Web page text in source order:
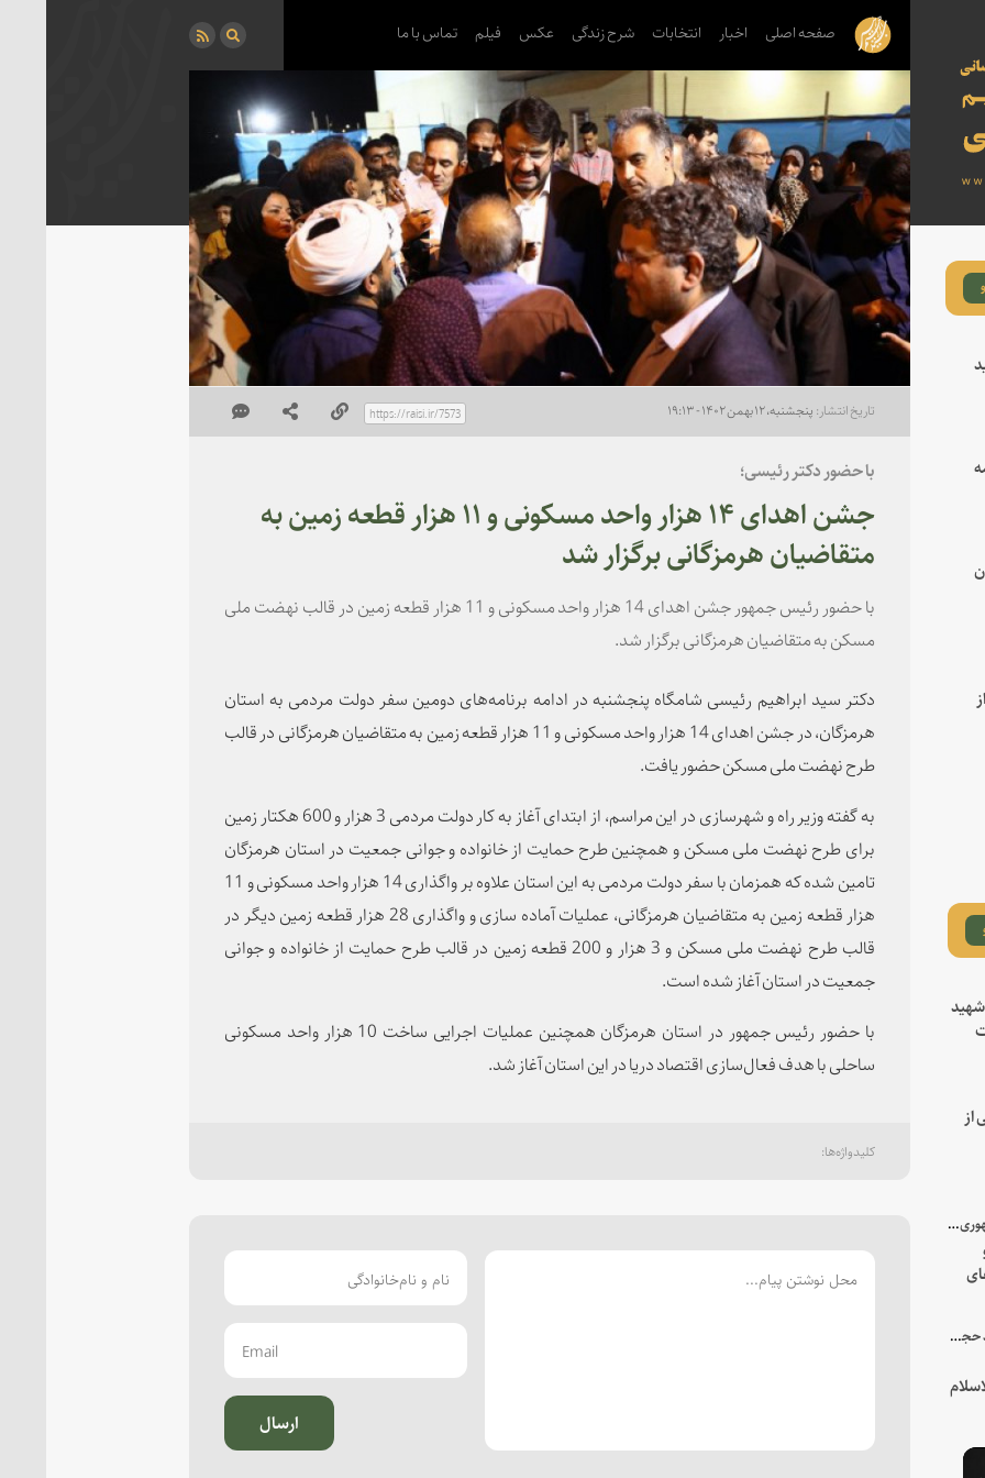
صفحه اصلی اخبار انتخابات شرح زندگی عکس فیلم تماس با ما
پنجشنبه، ۱۲ بهمن ۱۴۰۲ - ۱۹:۱۳
با حضور دکتر رئیسی؛
جشن اهدای ۱۴ هزار واحد مسکونی و ۱۱ هزار قطعه زمین به
متقاضیان هرمزگانی برگزار شد
با حضور رئیس جمهور جشن اهدای 14 هزار واحد مسکونی و 11 هزار قطعه زمین در قالب نهضت ملی
مسکن به متقاضیان هرمزگانی برگزار شد.
دکتر سید ابراهیم رئیسی شامگاه پنجشنبه در ادامه برنامه‌های دومین سفر دولت مردمی به استان
هرمزگان، در جشن اهدای 14 هزار واحد مسکونی و 11 هزار قطعه زمین به متقاضیان هرمزگانی در قالب
طرح نهضت ملی مسکن حضور یافت.
به گفته وزیر راه و شهرسازی در این مراسم، از ابتدای آغاز به کار دولت مردمی 3 هزار و 600 هکتار زمین
برای طرح نهضت ملی مسکن و همچنین طرح حمایت از خانواده و جوانی جمعیت در استان هرمزگان
تامین شده که همزمان با سفر دولت مردمی به این استان علاوه بر واگذاری 14 هزار واحد مسکونی و 11
هزار قطعه زمین به متقاضیان هرمزگانی، عملیات آماده سازی و واگذاری 28 هزار قطعه زمین دیگر در
قالب طرح نهضت ملی مسکن و 3 هزار و 200 قطعه زمین در قالب طرح حمایت از خانواده و جوانی
جمعیت در استان آغاز شده است.
با حضور رئیس جمهور در استان هرمزگان همچنین عملیات اجرایی ساخت 10 هزار واحد مسکونی
ساحلی با هدف فعال‌سازی اقتصاد دریا در این استان آغاز شد.
ارسال
شهید
با میزبانی سرپرست ریاست جمهوری صورت گرفت؛
در جمع خانواده و نزدیکان شهید حجت‌الاسلام‌والمسلمین رئیسی: